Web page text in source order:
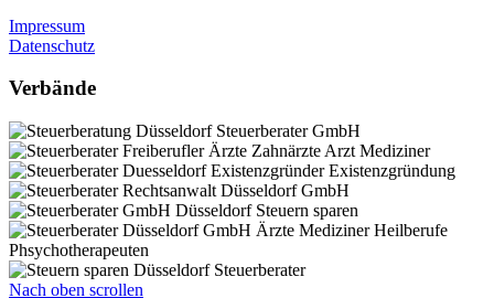
Impressum
Datenschutz
Verbände
Nach oben scrollen